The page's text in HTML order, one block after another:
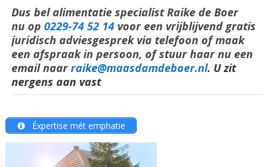
Dus bel alimentatie specialist Raike de Boer
nu op 0229-74 52 14 voor een vrijblijvend gratis
juridisch adviesgesprek via telefoon of maak
een afspraak in persoon, of stuur haar nu een
email naar raike@maasdamdeboer.nl. U zit
nergens aan vast
Éxpertise mét emphatie